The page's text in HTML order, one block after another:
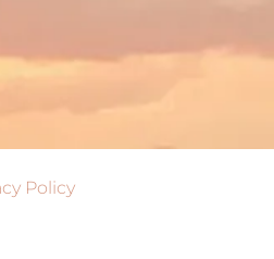
Policy